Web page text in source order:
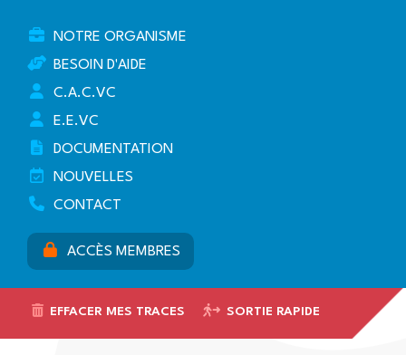
NOTRE ORGANISME
BESOIN D'AIDE
C.A.C.VC
E.E.VC
DOCUMENTATION
NOUVELLES
CONTACT
ACCÈS MEMBRES
EFFACER MES TRACES SORTIE RAPIDE